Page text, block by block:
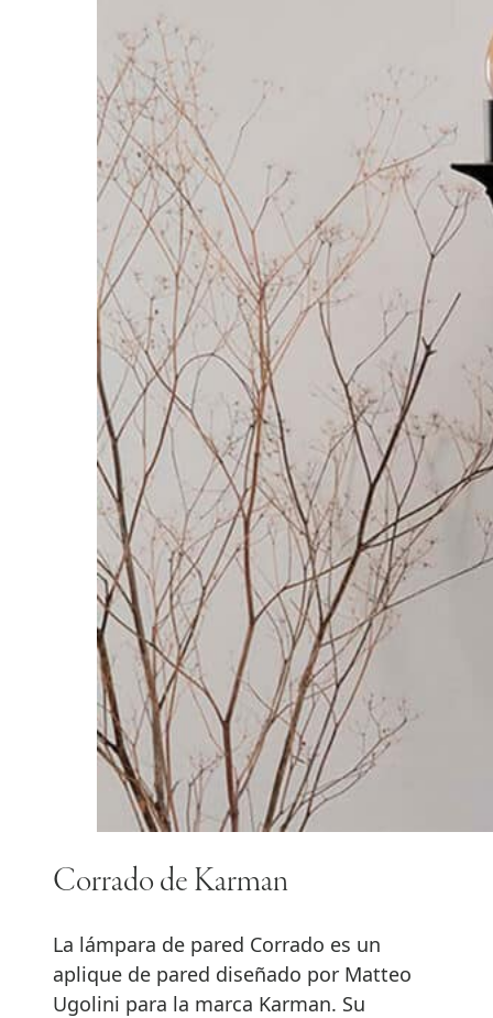
Corrado de Karman
La lámpara de pared Corrado es un
aplique de pared diseñado por Matteo
Ugolini para la marca Karman. Su